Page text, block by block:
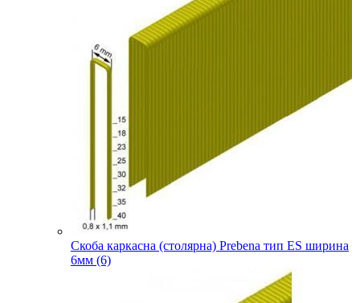
Скоба каркасна (столярна) Prebena тип ES ширина
6мм (6)